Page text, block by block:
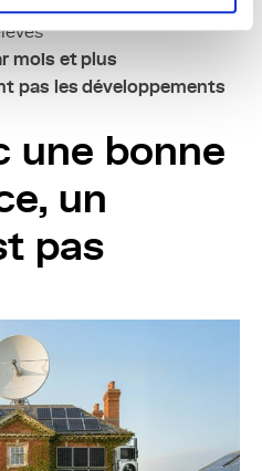
mois et plus
pas les développements
une bonne
un
pas